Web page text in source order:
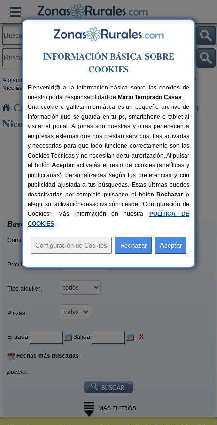
Alojamientos
> La Aldea de San
Nicolás
Casas Rurales cerca de La Aldea de San
Nicolás
6 pers.
desde
15 €
Casa de Los Suárez
Aguimes (Gran Canaria)
Buscar
Comunidades:
Provincias/Islas:
Tipo alquiler:
Plazas:
Entrada: Salida: X
Fechas más buscadas
pueblo:
MÁS FILTROS
INFORMACIÓN BÁSICA SOBRE
COOKIES
Bienvenid@ a la información básica sobre las cookies de
nuestro portal responsabilidad de Mario Temprado Casas.
Una cookie o galleta informática es un pequeño archivo de
información que se guarda en tu pc, smartphone o tablet al
visitar el portal. Algunas son nuestras y otras pertenecen a
empresas externas que nos prestan servicios. Las activadas
y necesarias para que todo funcione correctamente son las
Cookies Técnicas y no necesitan de tu autorización. Al pulsar
el botónAceptar activarás el resto de cookies (analíticas y
publicitarias), personalizadas según tus preferencias y con
publicidad ajustada a tus búsquedas. Estas últimas puedes
desactivarlas por completo pulsando el botón Rechazar o
elegir su activación/desactivación desde “Configuración de
Cookies”. Más información en nuestra
POLÍTICA DE
COOKIES.